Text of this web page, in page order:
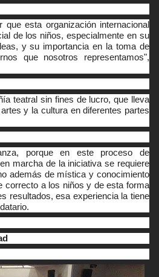
que esta organización internacional
de los niños, especialmente en su
y su importancia en la toma de
que nosotros representamos",
teatral sin fines de lucro, que lleva
y la cultura en diferentes partes
porque en este proceso de
marcha de la iniciativa se requiere
además de mística y conocimiento
correcto a los niños y de esta forma
resultados, esa experiencia la tiene